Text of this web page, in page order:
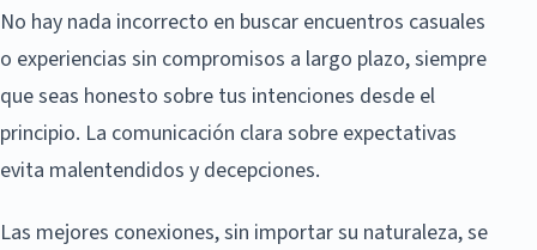
No hay nada incorrecto en buscar encuentros casuales
o experiencias sin compromisos a largo plazo, siempre
que seas honesto sobre tus intenciones desde el
principio. La comunicación clara sobre expectativas
evita malentendidos y decepciones.
Las mejores conexiones, sin importar su naturaleza, se